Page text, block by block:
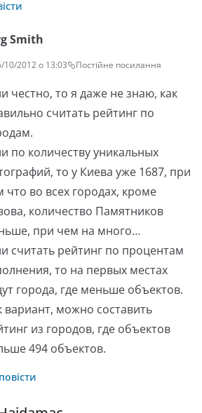
Smith
10/2012 о 13:03 Постійне посилання
честно, то я даже не знаю, как
считать рейтинг по
по количеству уникальных
то у Киева уже 1687, при
что во всех городах, кроме
количество Памятников
при чем на много…
считать рейтинг по процентам
то на первых местах
города, где меньше объектов.
вариант, можно составить
из городов, где объектов
494 объектов.